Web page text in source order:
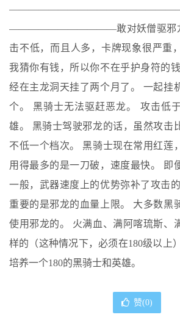
———————————敢对妖僧驱邪龙
击不低，而且人多，卡牌现象很严重
我猜你有钱，所以你不在乎护身符的
经在主龙洞天挂了两个月了。 一起挂
个。 黑骑士无法驱赶恶龙。 攻击低
雄。 黑骑士驾驶邪龙的话，虽然攻击
不低一个档次。 黑骑士现在常用红莲
用得最多的是一刀破，速度最快。 即
一般，武器速度上的优势弥补了攻击
重要的是邪龙的血量上限。 大多数黑
使用邪龙的。 火满血、满阿喀琉斯、
样的（这种情况下，必须在180级以上
培养一个180的黑骑士和英雄。
赞(0)